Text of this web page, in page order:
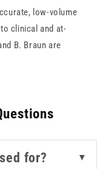
low-volume
clinical and at-
B. Braun are
plunger
dosing
ensure safe
clarity. Whether
for? ▼